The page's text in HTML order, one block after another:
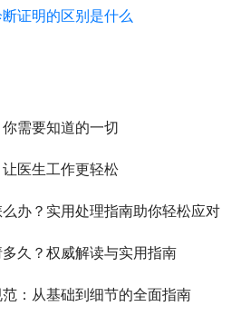
证明的区别是什么
需要知道的一切
医生工作更轻松
办？实用处理指南助你轻松应对
久？权威解读与实用指南
：从基础到细节的全面指南